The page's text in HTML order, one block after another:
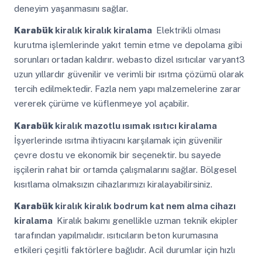
deneyim yaşanmasını sağlar.
Karabükkiralık kiralık kiralama Elektrikli olması
kurutma işlemlerinde yakıt temin etme ve depolama gibi
sorunları ortadan kaldırır. webasto dizel ısıtıcılar varyant3
uzun yıllardır güvenilir ve verimli bir ısıtma çözümü olarak
tercih edilmektedir. Fazla nem yapı malzemelerine zarar
vererek çürüme ve küflenmeye yol açabilir.
Karabükkiralık mazotlu ısımak ısıtıcı kiralama
İşyerlerinde ısıtma ihtiyacını karşılamak için güvenilir
çevre dostu ve ekonomik bir seçenektir. bu sayede
işçilerin rahat bir ortamda çalışmalarını sağlar. Bölgesel
kısıtlama olmaksızın cihazlarımızı kiralayabilirsiniz.
Karabükkiralık kiralık bodrum kat nem alma cihazı
kiralama Kiralık bakımı genellikle uzman teknik ekipler
tarafından yapılmalıdır. ısıtıcıların beton kurumasına
etkileri çeşitli faktörlere bağlıdır. Acil durumlar için hızlı